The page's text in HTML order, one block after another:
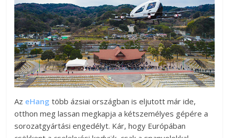
Az eHang több ázsiai országban is eljutott már ide,
otthon meg lassan megkapja a kétszemélyes gépére a
sorozatgyártási engedélyt. Kár, hogy Európában